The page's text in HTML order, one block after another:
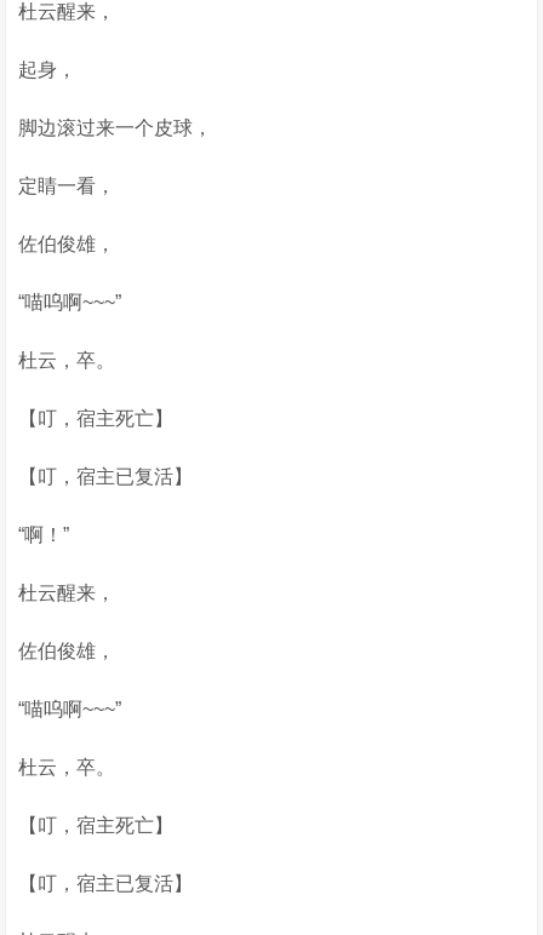
杜云醒来，
起身，
脚边滚过来一个皮球，
定睛一看，
佐伯俊雄，
“喵呜啊~~~”
杜云，卒。
【叮，宿主死亡】
【叮，宿主已复活】
“啊！”
杜云醒来，
佐伯俊雄，
“喵呜啊~~~”
杜云，卒。
【叮，宿主死亡】
【叮，宿主已复活】